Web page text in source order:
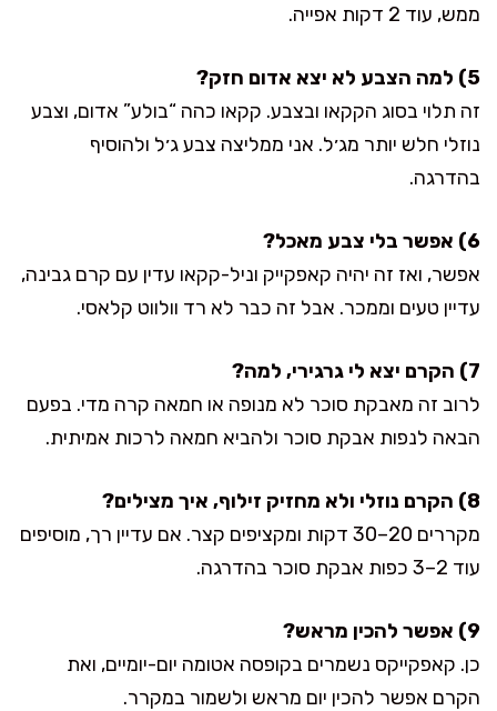
ממש, עוד 2 דקות אפייה.
5) למה הצבע לא יצא אדום חזק?
זה תלוי בסוג הקקאו ובצבע. קקאו כהה “בולע” אדום, וצבע
נוזלי חלש יותר מג׳ל. אני ממליצה צבע ג׳ל ולהוסיף
בהדרגה.
6) אפשר בלי צבע מאכל?
אפשר, ואז זה יהיה קאפקייק וניל-קקאו עדין עם קרם גבינה,
עדיין טעים וממכר. אבל זה כבר לא רד וולווט קלאסי.
7) הקרם יצא לי גרגירי, למה?
לרוב זה מאבקת סוכר לא מנופה או חמאה קרה מדי. בפעם
הבאה לנפות אבקת סוכר ולהביא חמאה לרכות אמיתית.
8) הקרם נוזלי ולא מחזיק זילוף, איך מצילים?
מקררים 20–30 דקות ומקציפים קצר. אם עדיין רך, מוסיפים
עוד 2–3 כפות אבקת סוכר בהדרגה.
9) אפשר להכין מראש?
כן. קאפקייקס נשמרים בקופסה אטומה יום-יומיים, ואת
הקרם אפשר להכין יום מראש ולשמור במקרר.